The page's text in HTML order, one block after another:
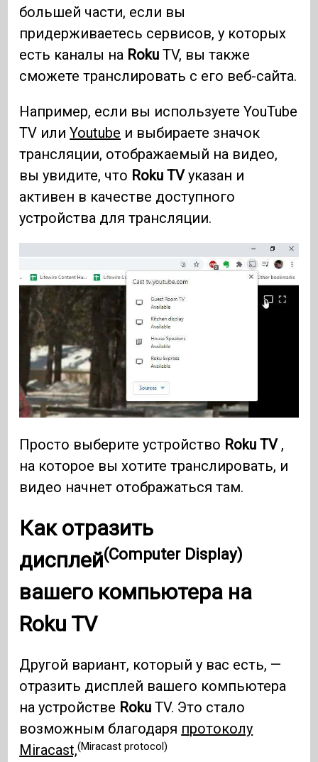
большей части, если вы
придерживаетесь сервисов, у которых
есть каналы на Roku TV, вы также
сможете транслировать с его веб-сайта.
Например, если вы используете YouTube
TV илиYoutube и выбираете значок
трансляции, отображаемый на видео,
вы увидите, что Roku TVуказан и
активен в качестве доступного
устройства для трансляции.
Просто выберите устройство Roku TV,
на которое вы хотите транслировать, и
видео начнет отображаться там.
Как отразить
дисплей(Computer Display)
вашего компьютера на
Roku TV
Другой вариант, который у вас есть, —
отразить дисплей вашего компьютера
на устройстве Roku TV. Это стало
возможным благодаря протоколу
Miracast,(Miracast protocol)